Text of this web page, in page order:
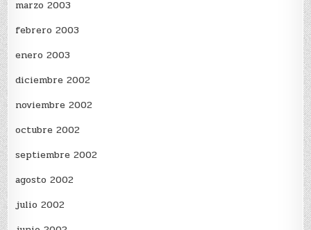
marzo 2003
febrero 2003
enero 2003
diciembre 2002
noviembre 2002
octubre 2002
septiembre 2002
agosto 2002
julio 2002